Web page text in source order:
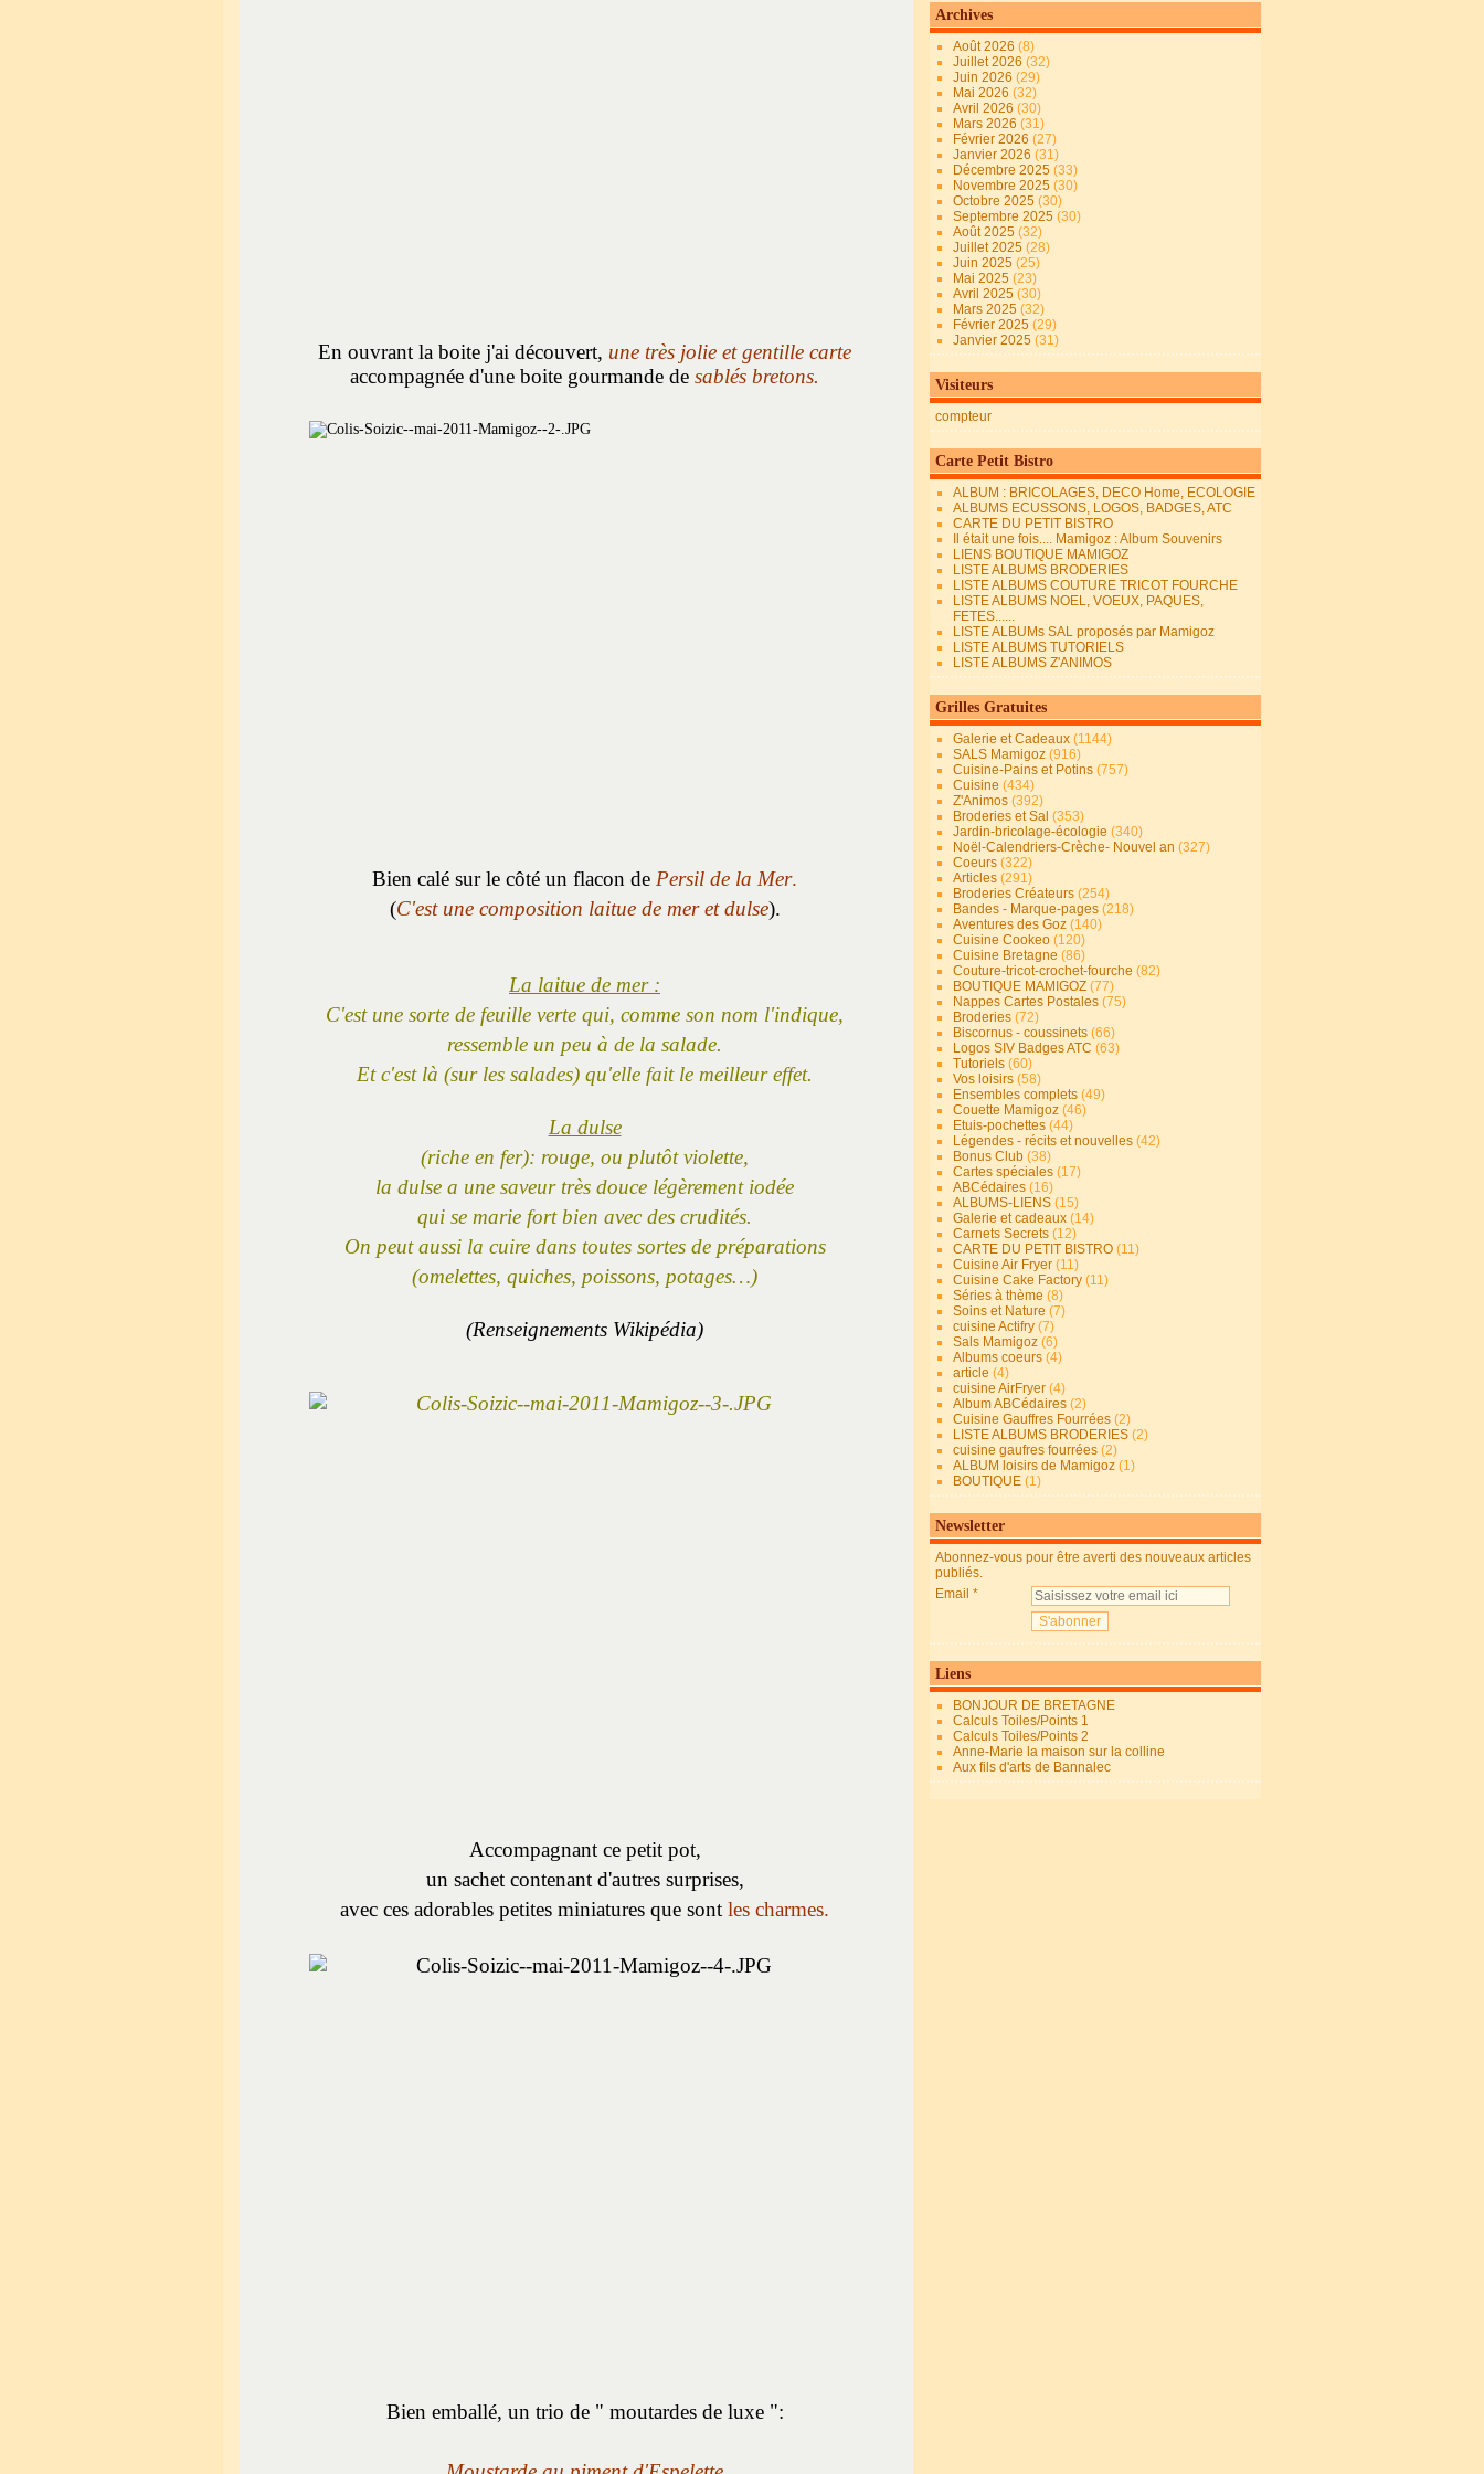
En ouvrant la boite j'ai découvert, une très jolie et gentille carte
accompagnée d'une boite gourmande de sablés bretons.
Bien calé sur le côté un flacon de Persil de la Mer.
(C'est une composition laitue de mer et dulse).
La laitue de mer :
C'est une sorte de feuille verte qui, comme son nom l'indique,
ressemble un peu à de la salade.
Et c'est là (sur les salades) qu'elle fait le meilleur effet.
La dulse
(riche en fer): rouge, ou plutôt violette,
la dulse a une saveur très douce légèrement iodée
qui se marie fort bien avec des crudités.
On peut aussi la cuire dans toutes sortes de préparations
(omelettes, quiches, poissons, potages…)
(Renseignements Wikipédia)
Accompagnant ce petit pot,
un sachet contenant d'autres surprises,
avec ces adorables petites miniatures que sont les charmes.
Bien emballé, un trio de " moutardes de luxe ":
Archives
Août 2026 (8)
Juillet 2026 (32)
Juin 2026 (29)
Mai 2026 (32)
Avril 2026 (30)
Mars 2026 (31)
Février 2026 (27)
Janvier 2026 (31)
Décembre 2025 (33)
Novembre 2025 (30)
Octobre 2025 (30)
Septembre 2025 (30)
Août 2025 (32)
Juillet 2025 (28)
Juin 2025 (25)
Mai 2025 (23)
Avril 2025 (30)
Mars 2025 (32)
Février 2025 (29)
Janvier 2025 (31)
Visiteurs
compteur
Carte Petit Bistro
ALBUM : BRICOLAGES, DECO Home, ECOLOGIE
ALBUMS ECUSSONS, LOGOS, BADGES, ATC
CARTE DU PETIT BISTRO
Il était une fois.... Mamigoz : Album Souvenirs
LIENS BOUTIQUE MAMIGOZ
LISTE ALBUMS BRODERIES
LISTE ALBUMS COUTURE TRICOT FOURCHE
LISTE ALBUMS NOEL, VOEUX, PAQUES,
FETES......
LISTE ALBUMs SAL proposés par Mamigoz
LISTE ALBUMS TUTORIELS
LISTE ALBUMS Z'ANIMOS
Grilles Gratuites
Galerie et Cadeaux (1144)
SALS Mamigoz (916)
Cuisine-Pains et Potins (757)
Cuisine (434)
Z'Animos (392)
Broderies et Sal (353)
Jardin-bricolage-écologie (340)
Noël-Calendriers-Crèche- Nouvel an (327)
Coeurs (322)
Articles (291)
Broderies Créateurs (254)
Bandes - Marque-pages (218)
Aventures des Goz (140)
Cuisine Cookeo (120)
Cuisine Bretagne (86)
Couture-tricot-crochet-fourche (82)
BOUTIQUE MAMIGOZ (77)
Nappes Cartes Postales (75)
Broderies (72)
Biscornus - coussinets (66)
Logos SIV Badges ATC (63)
Tutoriels (60)
Vos loisirs (58)
Ensembles complets (49)
Couette Mamigoz (46)
Etuis-pochettes (44)
Légendes - récits et nouvelles (42)
Bonus Club (38)
Cartes spéciales (17)
ABCédaires (16)
ALBUMS-LIENS (15)
Galerie et cadeaux (14)
Carnets Secrets (12)
CARTE DU PETIT BISTRO (11)
Cuisine Air Fryer (11)
Cuisine Cake Factory (11)
Séries à thème (8)
Soins et Nature (7)
cuisine Actifry (7)
Sals Mamigoz (6)
Albums coeurs (4)
article (4)
cuisine AirFryer (4)
Album ABCédaires (2)
Cuisine Gauffres Fourrées (2)
LISTE ALBUMS BRODERIES (2)
cuisine gaufres fourrées (2)
ALBUM loisirs de Mamigoz (1)
BOUTIQUE (1)
Newsletter
Abonnez-vous pour être averti des nouveaux articles
publiés.
Email
Liens
BONJOUR DE BRETAGNE
Calculs Toiles/Points 1
Calculs Toiles/Points 2
Anne-Marie la maison sur la colline
Aux fils d'arts de Bannalec